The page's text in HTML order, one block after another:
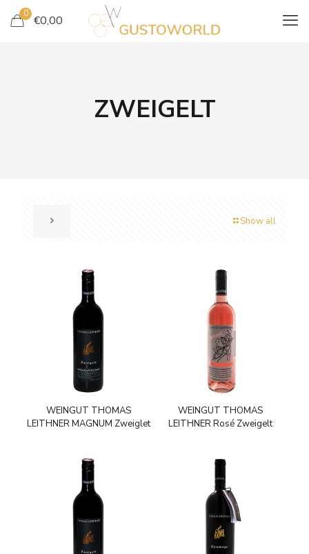
0 €0,00
ZWEIGELT
Show all
WEINGUT THOMAS
LEITHNER MAGNUM Zweiglet
WEINGUT THOMAS
LEITHNER Rosé Zweigelt